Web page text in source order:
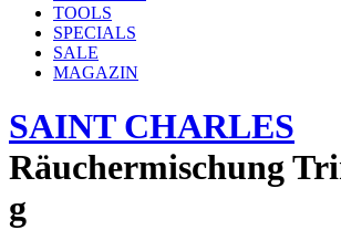
TOOLS
SPECIALS
SALE
MAGAZIN
SAINT CHARLES
Räuchermischung
g